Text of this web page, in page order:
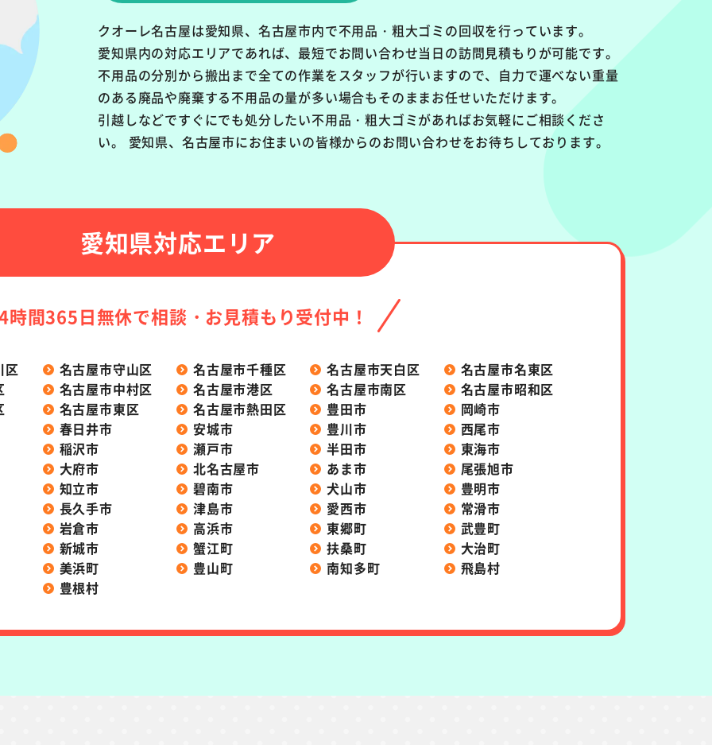
クオーレ名古屋は愛知県、名古屋市内で不用品・粗大ゴミの回収を行っています。
愛知県内の対応エリアであれば、最短でお問い合わせ当日の訪問見積もりが可能です。
不用品の分別から搬出まで全ての作業をスタッフが行いますので、自力で運べない重量
のある廃品や廃棄する不用品の量が多い場合もそのままお任せいただけます。
引越しなどですぐにでも処分したい不用品・粗大ゴミがあればお気軽にご相談くださ
い。 愛知県、名古屋市にお住まいの皆様からのお問い合わせをお待ちしております。
愛知県対応エリア
時間365日無休で相談・お見積もり受付中！
区 名古屋市守山区 名古屋市千種区 名古屋市天白区
名古屋市名東区
名古屋市中村区 名古屋市港区 名古屋市南区
名古屋市昭和区
名古屋市東区 名古屋市熱田区 豊田市
岡崎市
春日井市
安城市 豊川市
西尾市
稲沢市
瀬戸市 半田市
東海市
大府市
北名古屋市 あま市
尾張旭市
知立市
碧南市 犬山市
豊明市
長久手市
津島市 愛西市
常滑市
岩倉市
高浜市 東郷町
武豊町
新城市
蟹江町 扶桑町
大治町
美浜町
豊山町 南知多町
飛島村
豊根村